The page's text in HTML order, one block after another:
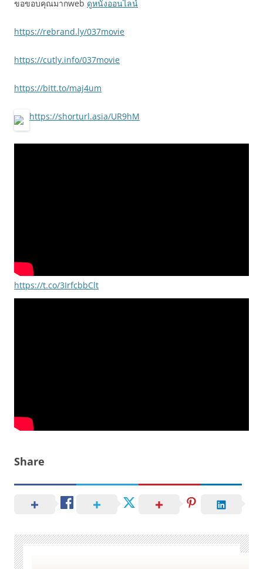
ขอขอบคุณมากweb ดูหนังออนไลน์
https://rebrand.ly/037movie
https://cutly.info/037movie
https://bitt.to/maj4um
https://shorturl.asia/UR9hM
https://t.co/3IrfcbbClt
Share